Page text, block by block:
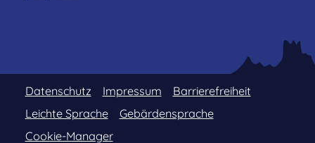
Datenschutz Impressum
Barrierefreiheit
Leichte Sprache
Gebärdensprache
Cookie-Manager